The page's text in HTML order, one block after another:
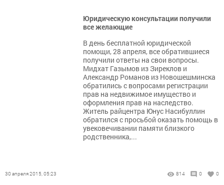
Юридическую консультации получили
все желающие
В день бесплатной юридической
помощи, 28 апреля, все обратившиеся
получили ответы на свои вопросы.
Мидхат Газымов из Зиреклов и
Александр Романов из Новошешминска
обратились с вопросами регистрации
прав на недвижимое имущество и
оформления прав на наследство.
Житель райцентра Юнус Насибуллин
обратился с просьбой оказать помощь в
увековечивании памяти близкого
родственника,...
30 апреля 2015, 05:23 814 0 0